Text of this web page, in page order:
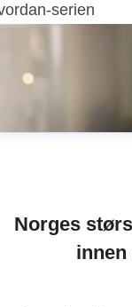
serien
Norges
innen